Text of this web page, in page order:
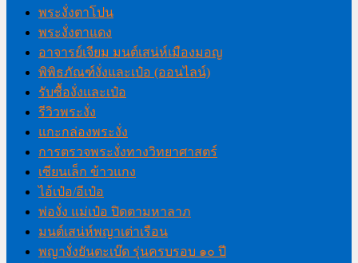
พระงั่งตาโปน
พระงั่งตาแดง
อาจารย์เจียม มนต์เสน่ห์เมืองมอญ
พิพิธภัณฑ์งั่งและเป๋อ (ออนไลน์)
รับซื้องั่งและเป๋อ
รีวิวพระงั่ง
แกะกล่องพระงั่ง
การตรวจพระงั่งทางวิทยาศาสตร์
เซียนเล็ก ข้าวแกง
ไอ้เป๋อ/อีเป๋อ
พ่องั่ง แม่เป๋อ ปิดตามหาลาภ
มนต์เสน่ห์พญาเต่าเรือน
พญางั่งยันตะเบ๊ด รุ่นครบรอบ ๑๐ ปี